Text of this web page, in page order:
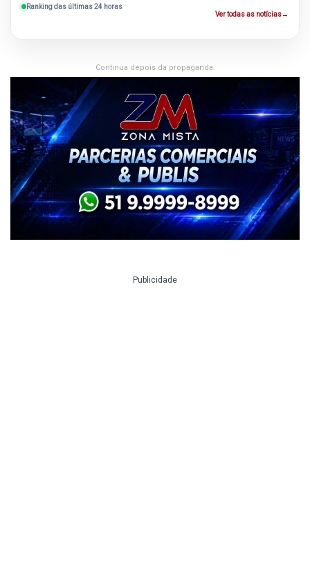
Ranking das últimas 24 horas
Ver todas as notícias→
Continua depois da propaganda.
Publicidade